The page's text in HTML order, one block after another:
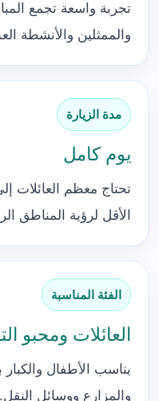
تجربة واسعة تجمع
والممثلين والأنشطة
مدة الزيارة
يوم كامل
تحتاج معظم
الأقل لرؤية المناطق
الفئة المناسبة
العائلات ومحبو
يناسب الأطفال
والمزارع ووسائل النقل.